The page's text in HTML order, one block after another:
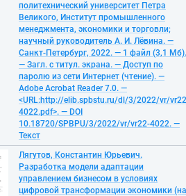
политехнический университет Петра
Великого, Институт промышленного
менеджмента, экономики и торговли;
научный руководитель А. И. Лёвина. —
Санкт-Петербург, 2022. — 1 файл (3,1 Мб).
— Загл. с титул. экрана. — Доступ по
паролю из сети Интернет (чтение). —
Adobe Acrobat Reader 7.0. —
<URL:http://elib.spbstu.ru/dl/3/2022/vr/
4022.pdf>. — DOI
10.18720/SPBPU/3/2022/vr/vr22-4022. —
Текст
Лягутов, Константин Юрьевич.
Разработка модели адаптации
управлением бизнесом в условиях
цифровой трансформации экономики (на